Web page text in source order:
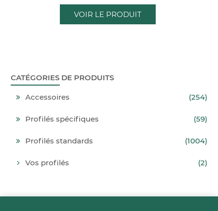
VOIR LE PRODUIT
CATÉGORIES DE PRODUITS
Accessoires (254)
Profilés spécifiques (59)
Profilés standards (1004)
Vos profilés (2)